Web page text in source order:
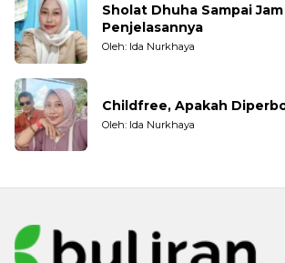
Sholat Dhuha Sampai
Penjelasannya
Oleh: Ida Nurkhaya
Childfree, Apakah
Oleh: Ida Nurkhaya